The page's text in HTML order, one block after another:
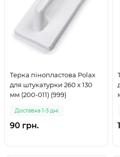
Терка пінопластова Polax
для штукатурки 260 х 130
мм (200-011) (999)
Доставка 1-3 дні
90 грн.